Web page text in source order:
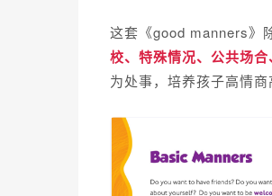
这套《good manners》
校、特殊情况、公共场
为处事，培养孩子高情商